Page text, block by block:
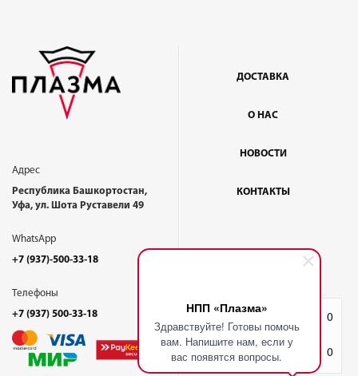
НПП «Плазма»
Здравствуйте! Готовы помочь
вам. Напишите нам, если у
вас появятся вопросы.
0
Корзина 0
Адрес
Республика Башкортостан,
Уфа, ул. Шота Руставели 49
WhatsApp
+7 (937)-500-33-18
Телефоны
+7 (937) 500-33-18
ДОСТАВКА
О НАС
НОВОСТИ
КОНТАКТЫ